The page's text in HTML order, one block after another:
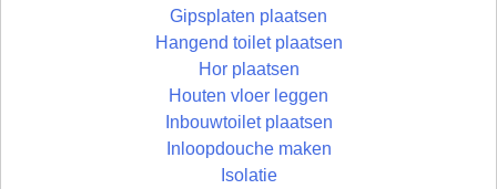
Gipsplaten plaatsen
Hangend toilet plaatsen
Hor plaatsen
Houten vloer leggen
Inbouwtoilet plaatsen
Inloopdouche maken
Isolatie